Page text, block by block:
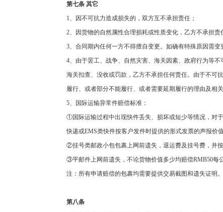
第七条 其它
1、因不可抗力造成损失的，双方互不承担责任；
2、因货物的自然属性合理损耗或性质变化，乙方不承担责
3、合同期内任何一方不得擅自变更。如确有特殊原因需
4、由于罢工、战争、自然灾害、海关因素、政府行为等
海关扣查、没收或罚款，乙方不承担任何责任。由于不可
履行、或者部分不能履行、或者需要延期履行的理由及相
5、国际运输异常件赔偿标准：
①国际运输过程中出现快件丢失、损坏或短少等情况，对
快递或EMS类快件按客户发件时提供的形式发票的声报价
②挂号类邮政小包包裹上网前遗失，退运费及挂号费，并
③平邮件上网前遗失，不论货物价值多少均赔偿RMB50每
注：所有申请赔偿的包裹均需要提供交易截图和遗失证明。
第八条